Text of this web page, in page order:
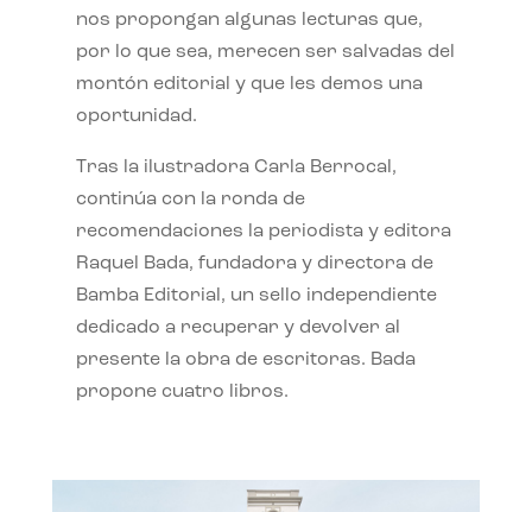
nos propongan algunas lecturas que,
por lo que sea, merecen ser salvadas del
montón editorial y que les demos una
oportunidad.
Tras la ilustradora Carla Berrocal,
continúa con la ronda de
recomendaciones la periodista y editora
Raquel Bada, fundadora y directora de
Bamba Editorial, un sello independiente
dedicado a recuperar y devolver al
presente la obra de escritoras. Bada
propone cuatro libros.